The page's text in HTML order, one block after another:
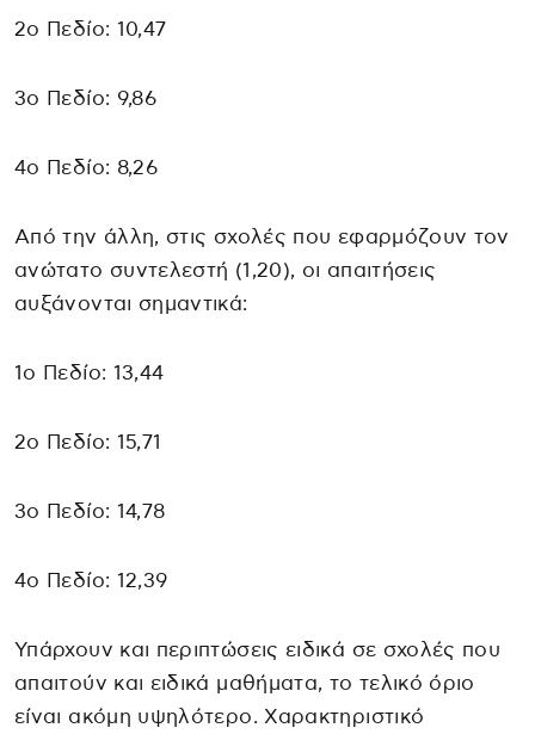
2ο Πεδίο: 10,47
3ο Πεδίο: 9,86
4ο Πεδίο: 8,26
Από την άλλη, στις σχολές που εφαρμόζουν τον
ανώτατο συντελεστή (1,20), οι απαιτήσεις
αυξάνονται σημαντικά:
1ο Πεδίο: 13,44
2ο Πεδίο: 15,71
3ο Πεδίο: 14,78
4ο Πεδίο: 12,39
Υπάρχουν και περιπτώσεις ειδικά σε σχολές που
απαιτούν και ειδικά μαθήματα, το τελικό όριο
είναι ακόμη υψηλότερο. Χαρακτηριστικό